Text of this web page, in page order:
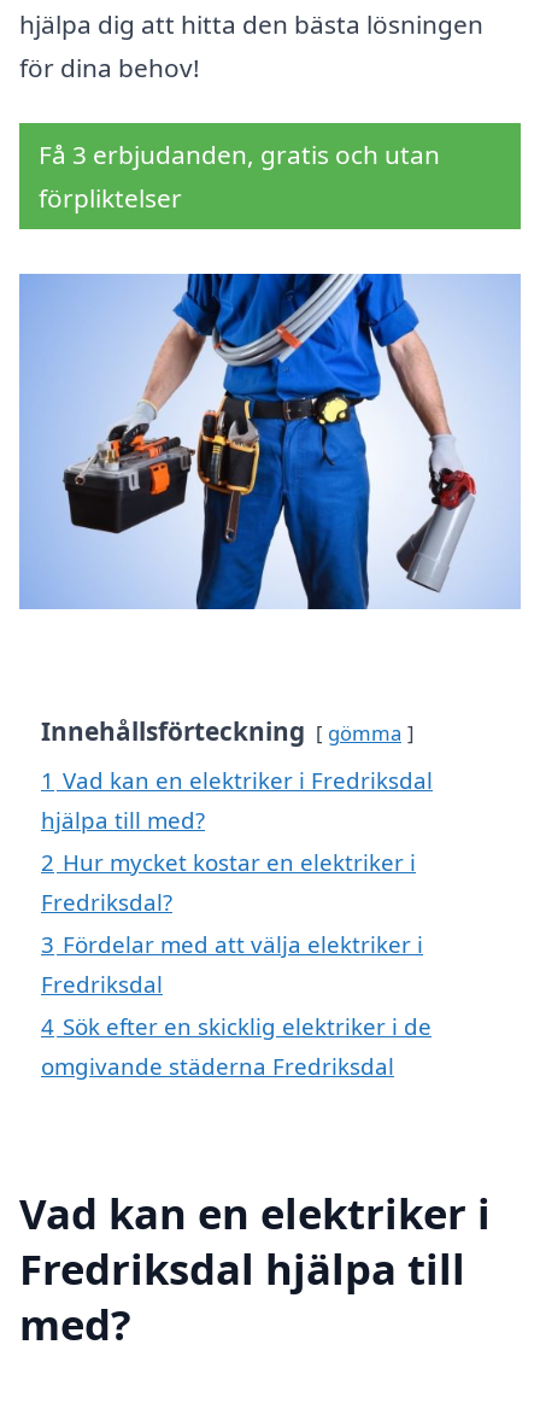
hjälpa dig att hitta den bästa lösningen
för dina behov!
Få 3 erbjudanden, gratis och utan
förpliktelser
Innehållsförteckning gömma
1 Vad kan en elektriker i Fredriksdal
hjälpa till med?
2 Hur mycket kostar en elektriker i
Fredriksdal?
3 Fördelar med att välja elektriker i
Fredriksdal
4 Sök efter en skicklig elektriker i de
omgivande städerna Fredriksdal
Vad kan en elektriker i
Fredriksdal hjälpa till
med?